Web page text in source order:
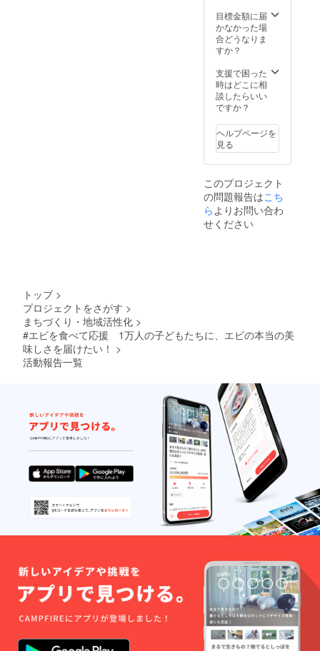
代・男
性・海
鮮好
き） フ
して食
べまし
たが、
噛むた
老の旨
味が広
がっ
級店の
味！サ
イズも
大き
く、見
のも
の。友
です！
★★★
★★ 10
年リ
ピート
してい
ます！
（70
代・女
性・海
老好
き） こ
の海老
を食べ
10年に
なりま
す。
スー
パーで
は絶対
に手に
入らな
レアな
エ
ビ！）
さま、
この機
会にぜ
ひ！ ・
製造
者：毎
株式会
社 ・加
工地：
愛知県
西尾市
・賞味
期限：
け袋か
ら取り
れて上
から流
水をあ
ててく
ださ
い。取
り出し
た後の
残り
は、速
やかに
冷凍庫
へ戻し
てくだ
を通過
した優
秀作品
をメー
ルでお
送りし
ます。
の中か
たが選
んだ1作
品を
「〇〇
賞
（ニッ
クネー
し、未
≪支援
者との
連絡手
段≫
メール
にてご
連絡さ
せてい
ただき
ます。
日本海
老協会
の公式
「えび
のう
た」
https://
e/TBtqk
?si=x8-
cnn9gjt
DYGJB
2 ・提
案の受
付方法
提出
掲載で
2025年
12月末
まで ・
採用可
否の連
絡方
法：日
本海老
協会の
専用
メール
アドレ
ス ・採
用可否
提案い
ただい
てから
10日以
内 ・採
用され
なかっ
た場合
表現で
きる振
付を一
しょ
う！（※
必ず採
用され
限りま
で、ご
了承い
ただけ
る方の
み応募
をお願
いしま
https://
?si=x8-
cnn9gjt
DYGJB
2 ・提
案の受
付方法
提出
先：日
本海老
協会の
専用
メール
アドレ
ス 形
掲載で
きる動
画画像
期
限：
2025年
12月末
まで ・
ドネシア他 ※産
地・内容は、在
庫状況により変
更になる場合が
す。 ※基本
的には、日本海
老協会の登録施
設が対象です
の支援先希望校
があれば、受け
入れ先との調整
可能です。学び
届けるため、子
どもが集まる施
設へ寄付するこ
ともできます。
希望する場合
送付いたしま
届きます。食べ
る直前に流水に
当てて解凍し、
なるべく早くお
召し上がりくだ
さい。再冷凍は
避け、必ず加熱
してください。
≪寄贈先≫ ・日
本海老協会に登
録する2000校の
施設（小中学
校・保育園・幼
稚園・子ども食
社会福祉協議会
・全国母子生活
支援施設協議会
・社会福祉法人
日本保育協会な
ど 2.寄贈までの
スケジュール・
内容について コ
目標金額に届
かなかった場
合どうなりま
すか？
支援で困った
時はどこに相
談したらいい
ですか？
ヘルプページを
見る
このプロジェクト
の問題報告はこち
ら よりお問い合わ
せください
トップ >
プロジェクトをさがす >
まちづくり・地域活性化 >
#エビを食べて応援 1万人の子どもたちに、エビの本当の美
味しさを届けたい！ >
活動報告一覧